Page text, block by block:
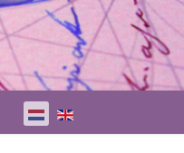
Selecteer de taal